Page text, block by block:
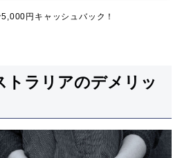
円キャッシュバック！
トラリアのデメリッ